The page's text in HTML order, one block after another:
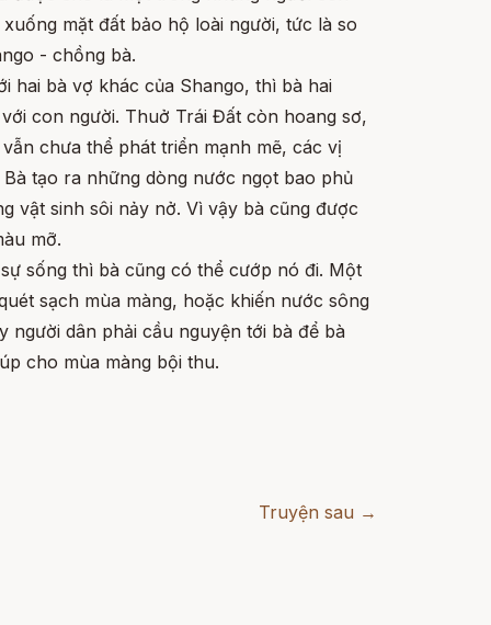
mặt đất bảo hộ loài người, tức là so
- chồng bà.
hai bà vợ khác của Shango, thì bà hai
con người. Thuở Trái Đất còn hoang sơ,
chưa thể phát triển mạnh mẽ, các vị
tạo ra những dòng nước ngọt bao phủ
vật sinh sôi nảy nở. Vì vậy bà cũng được
mỡ.
sống thì bà cũng có thể cướp nó đi. Một
sạch mùa màng, hoặc khiến nước sông
người dân phải cầu nguyện tới bà để bà
cho mùa màng bội thu.
Truyện sau →